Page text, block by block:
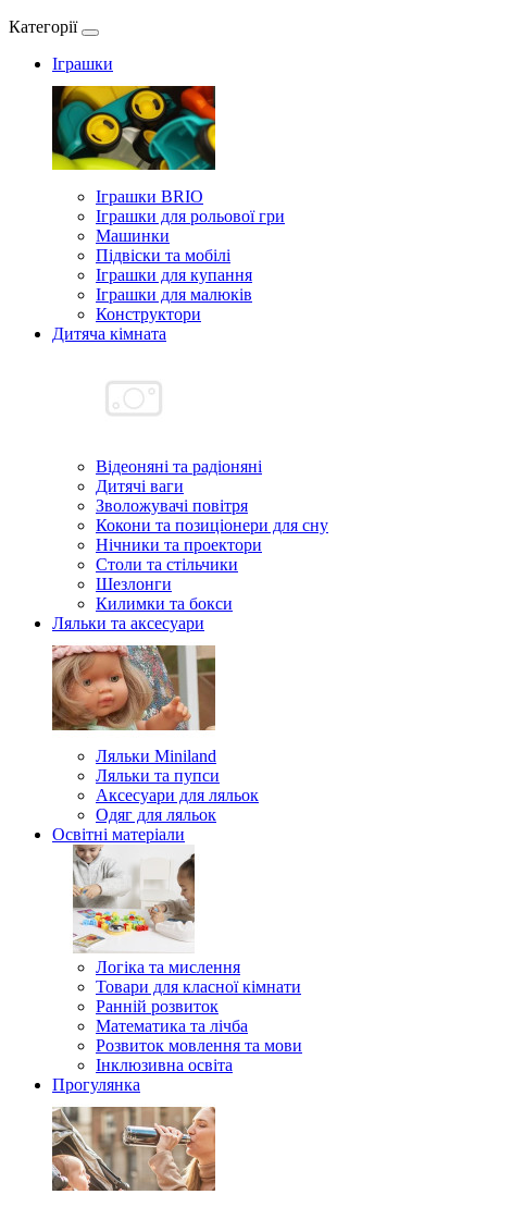
Категорії
Іграшки
Іграшки BRIO
Іграшки для рольової гри
Машинки
Підвіски та мобілі
Іграшки для купання
Іграшки для малюків
Конструктори
Дитяча кімната
Відеоняні та радіоняні
Дитячі ваги
Зволожувачі повітря
Кокони та позиціонери для сну
Нічники та проектори
Столи та стільчики
Шезлонги
Килимки та бокси
Ляльки та аксесуари
Ляльки Miniland
Ляльки та пупси
Аксесуари для ляльок
Одяг для ляльок
Освітні матеріали
Логіка та мислення
Товари для класної кімнати
Ранній розвиток
Математика та лічба
Розвиток мовлення та мови
Інклюзивна освіта
Прогулянка